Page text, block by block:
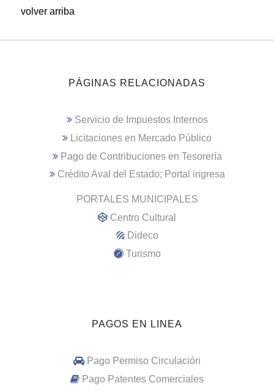
volver arriba
PÁGINAS RELACIONADAS
Servicio de Impuestos Internos
Licitaciones en Mercado Público
Pago de Contribuciones en Tesorería
Crédito Aval del Estado; Portal ingresa
PORTALES MUNICIPALES
Centro Cultural
Dideco
Turismo
PAGOS EN LINEA
Pago Permiso Circulación
Pago Patentes Comerciales